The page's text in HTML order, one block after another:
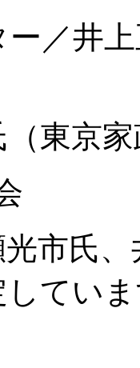
／井
東京
市氏
てい